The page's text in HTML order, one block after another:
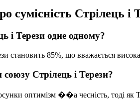
сумісність Стрілець і
і Терези одне одному?
становить 85%, що вважається висока
союзу Стрілець і Терези?
оптимізм ��а чесність, тоді як